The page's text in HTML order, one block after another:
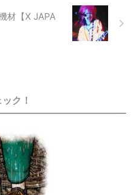
材【X JAPA
ク！